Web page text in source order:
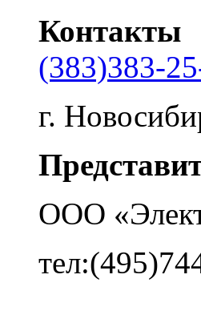
Контакты
(383)383-
г.
ООО